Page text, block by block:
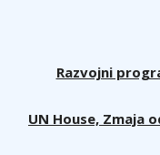
Razvojni
UN House, Zmaja